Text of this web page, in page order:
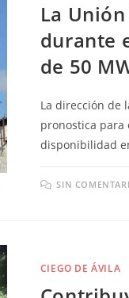
La
durante
de 50
La dirección de
pronostica para
disponibilidad
SIN
CIEGO DE ÁVILA